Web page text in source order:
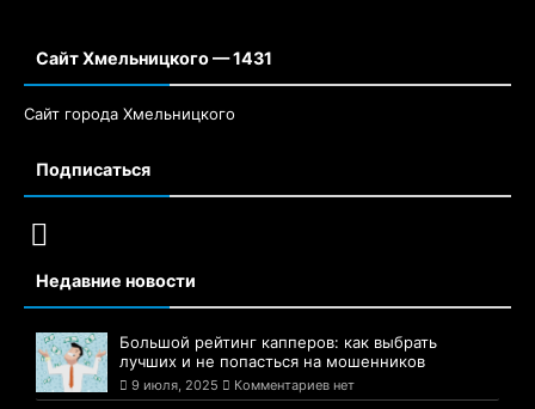
Сайт Хмельницкого — 1431
Сайт города Хмельницкого
Подписаться
Недавние новости
Большой рейтинг капперов: как выбрать
лучших и не попасться на мошенников
9 июля, 2025 Комментариев нет